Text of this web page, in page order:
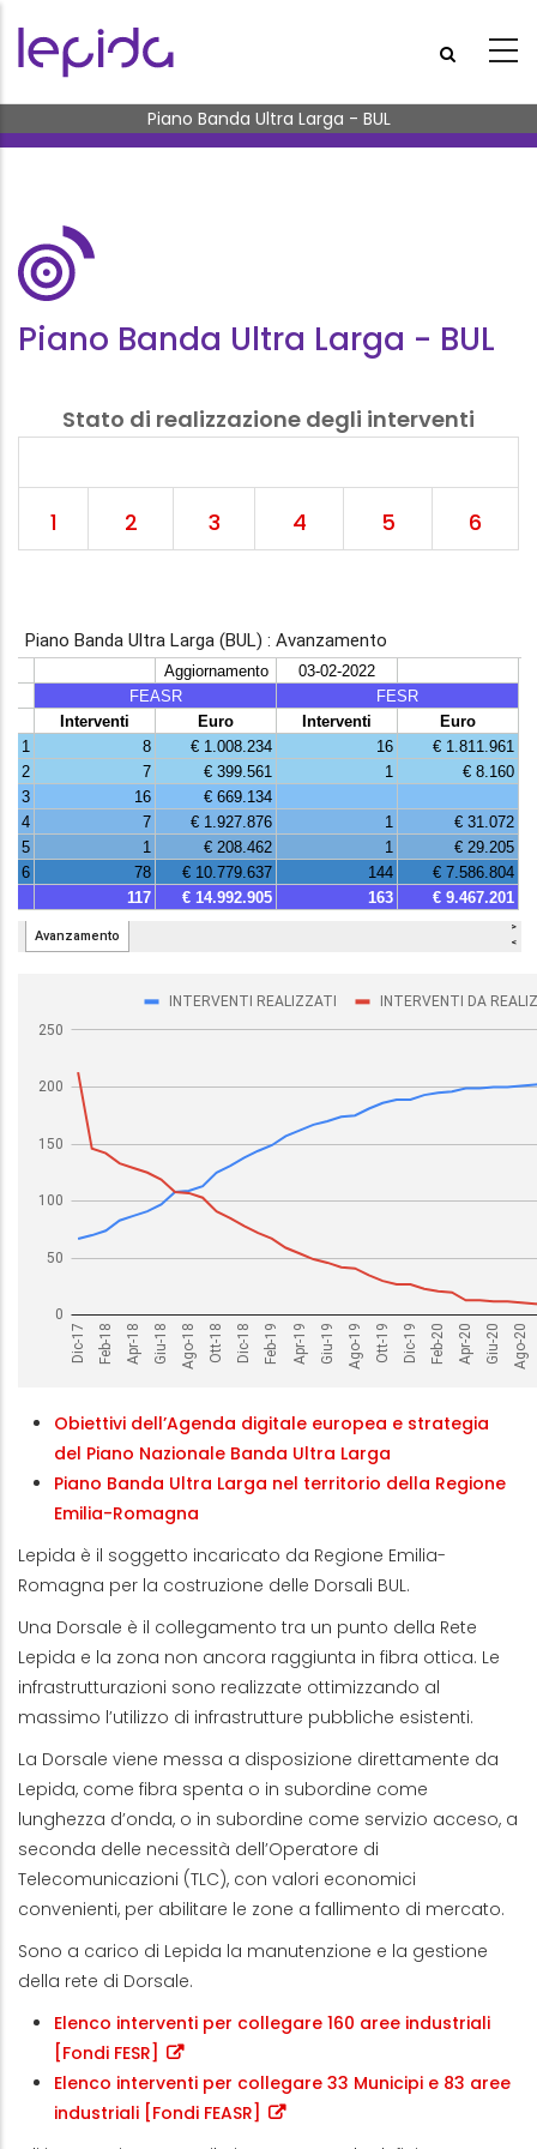
Briciole di pane
Piano Banda Ultra Larga - BUL
Piano Banda Ultra Larga - BUL
Stato di realizzazione degli interventi
1 2 3 4 5 6
Obiettivi dell’Agenda digitale europea e strategia
del Piano Nazionale Banda Ultra Larga
Piano Banda Ultra Larga nel territorio della Regione
Emilia-Romagna
Lepida è il soggetto incaricato da Regione Emilia-
Romagna per la costruzione delle Dorsali BUL.
Una Dorsale è il collegamento tra un punto della Rete
Lepida e la zona non ancora raggiunta in fibra ottica. Le
infrastrutturazioni sono realizzate ottimizzando al
massimo l’utilizzo di infrastrutture pubbliche esistenti.
La Dorsale viene messa a disposizione direttamente da
Lepida, come fibra spenta o in subordine come
lunghezza d’onda, o in subordine come servizio acceso, a
seconda delle necessità dell’Operatore di
Telecomunicazioni (TLC), con valori economici
convenienti, per abilitare le zone a fallimento di mercato.
Sono a carico di Lepida la manutenzione e la gestione
della rete di Dorsale.
Elenco interventi per collegare 160 aree industriali
[Fondi FESR]
Elenco interventi per collegare 33 Municipi e 83 aree
industriali [Fondi FEASR]